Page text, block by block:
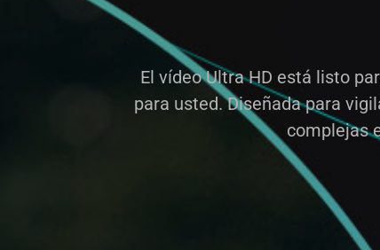
El vídeo Ultra HD está listo
para usted. Diseñada para
complejas